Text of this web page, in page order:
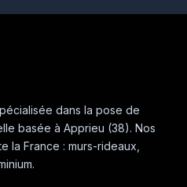
dans la pose de
basée à Apprieu (38). Nos
la France : murs-rideaux,